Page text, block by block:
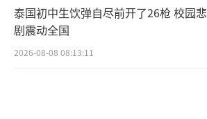
泰国初中生饮弹自尽前开了26枪 校园悲
剧震动全国
2026-08-08 08:13:11